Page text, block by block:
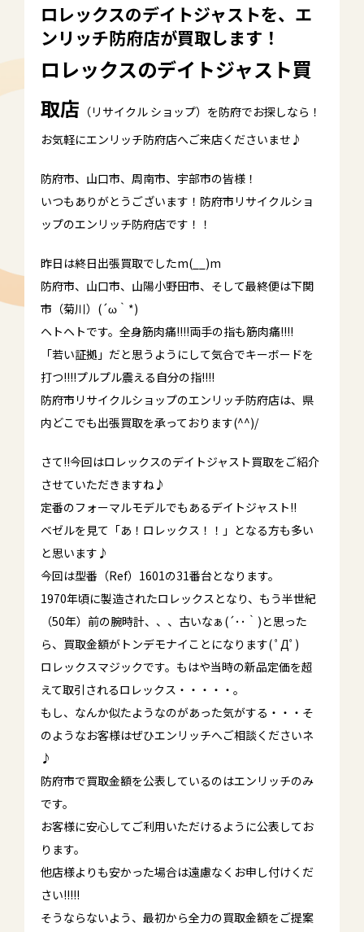
ロレックスのデイトジャストを、エ
ンリッチ防府店が買取します！
ロレックスのデイトジャスト買
取店 （リサイクル ショップ）を防府でお探しなら！
お気軽にエンリッチ防府店へご来店くださいませ♪
防府市、山口市、周南市、宇部市の皆様！
いつもありがとうございます！防府市リサイクルショ
ップのエンリッチ防府店です！！
昨日は終日出張買取でしたm(__)m
防府市、山口市、山陽小野田市、そして最終便は下関
市（菊川）(´ω｀*)
ヘトヘトです。全身筋肉痛!!!!両手の指も筋肉痛!!!!
「若い証拠」だと思うようにして気合でキーボードを
打つ!!!!プルプル震える自分の指!!!!
防府市リサイクルショップのエンリッチ防府店は、県
内どこでも出張買取を承っております(^^)/
さて!!今回はロレックスのデイトジャスト買取をご紹介
させていただきますね♪
定番のフォーマルモデルでもあるデイトジャスト!!
ベゼルを見て「あ！ロレックス！！」となる方も多い
と思います♪
今回は型番（Ref）1601の31番台となります。
1970年頃に製造されたロレックスとなり、もう半世紀
（50年）前の腕時計、、、古いなぁ(´･･｀)と思った
ら、買取金額がトンデモナイことになります( ﾟДﾟ)
ロレックスマジックです。もはや当時の新品定価を超
えて取引されるロレックス・・・・・。
もし、なんか似たようなのがあった気がする・・・そ
のようなお客様はぜひエンリッチへご相談くださいネ
♪
防府市で買取金額を公表しているのはエンリッチのみ
です。
お客様に安心してご利用いただけるように公表してお
ります。
他店様よりも安かった場合は遠慮なくお申し付けくだ
さい!!!!!
そうならないよう、最初から全力の買取金額をご提案